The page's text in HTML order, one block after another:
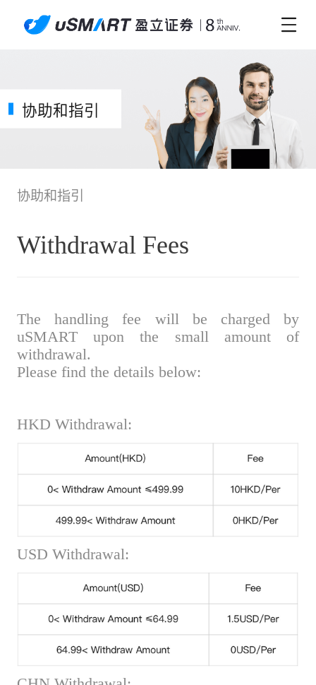
协助和指引
协助和指引
Withdrawal Fees
The handling fee will be charged by
uSMART upon the small amount of
withdrawal.
Please find the details below:
HKD Withdrawal:
USD Withdrawal: